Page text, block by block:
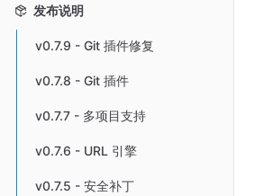
发布说明
v0.7.9 - Git 插件修复
v0.7.8 - Git 插件
v0.7.7 - 多项目支持
v0.7.6 - URL 引擎
v0.7.5 - 安全补丁